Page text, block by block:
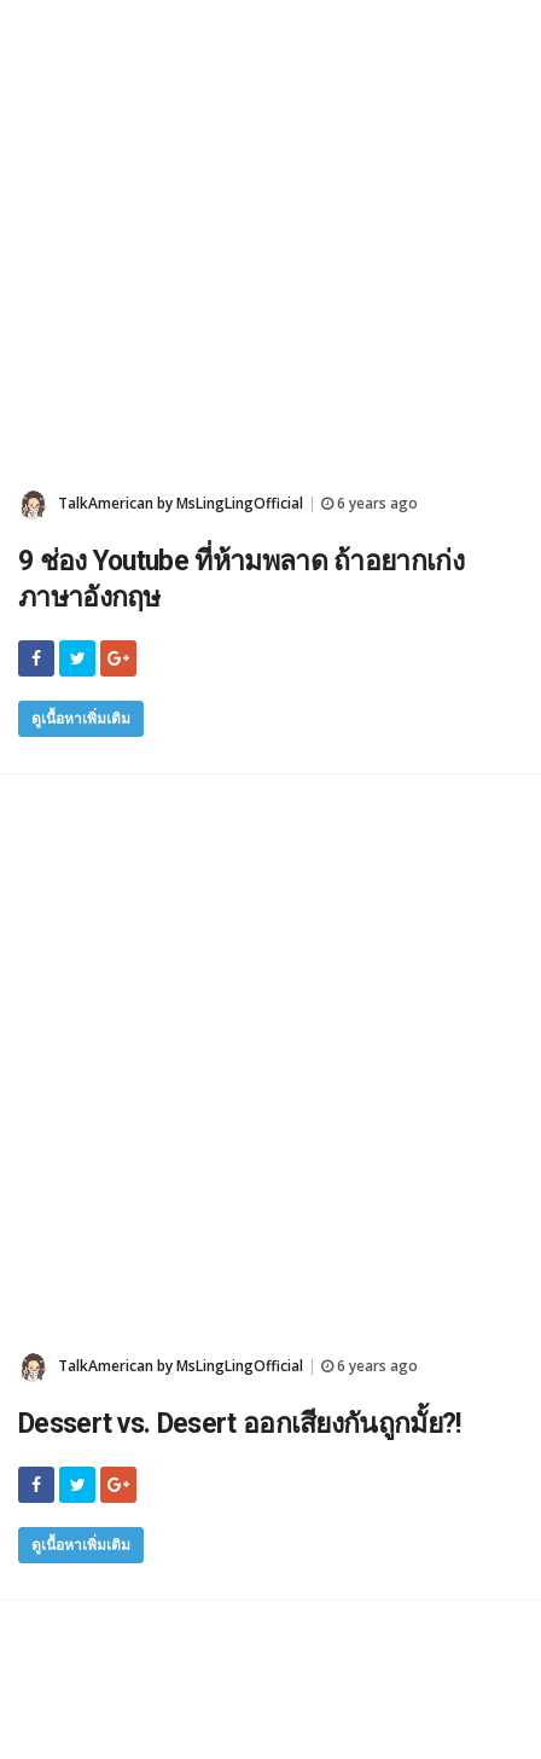
TalkAmerican by MsLingLingOfficial 6 years ago
9 ช่อง Youtube ที่ห้ามพลาด ถ้าอยากเก่ง
ภาษาอังกฤษ
ดูเนื้อหาเพิ่มเติม
TalkAmerican by MsLingLingOfficial 6 years ago
Dessert vs. Desert ออกเสียงกันถูกมั้ย?!
ดูเนื้อหาเพิ่มเติม